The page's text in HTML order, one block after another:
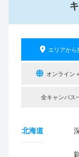
エリアから
オンライン
全キャンパス
北海道